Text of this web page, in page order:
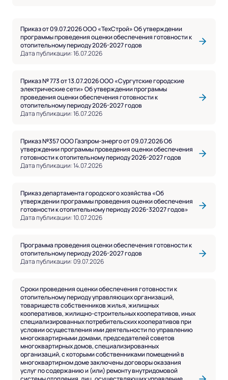
Приказ от 09.07.2026 ООО «ТехСтрой» Об утверждении
программы проведения оценки обеспечения готовности к
отопительному периоду 2026-2027 годов
Дата публикации: 16.07.2026
Приказ № 773 от 13.07.2026 ООО «Сургутские городские
электрические сети» Об утверждении программы
проведения оценки обеспечения готовности к
отопительному периоду 2026-2027 годов
Дата публикации: 16.07.2026
Приказ №357 ООО Газпром-энерго от 09.07.2026 Об
утверждении программы проведения оценки обеспечения
готовности к отопительному периоду 2026-2027 годов
Дата публикации: 14.07.2026
Приказ департамента городского хозяйства «Об
утверждении программы проведения оценки обеспечения
готовности к отопительному периоду 2026-32027 годов»
Дата публикации: 10.07.2026
Программа проведения оценки обеспечения готовности к
отопительному периоду 2026-2027 годов
Дата публикации: 09.07.2026
Сроки проведения оценки обеспечения готовности к
отопительному периоду управляющих организаций,
товариществ собственников жилья, жилищных
кооперативов, жилищно-строительных кооперативов, иных
специализированных потребительских кооперативов при
условии осуществления ими деятельности по управлению
многоквартирными домами, председателей советов
многоквартирных домов, специализированных
организаций, с которыми собственниками помещений в
многоквартирном доме заключены договоры оказания
услуг по содержанию и (или) ремонту внутридомовой